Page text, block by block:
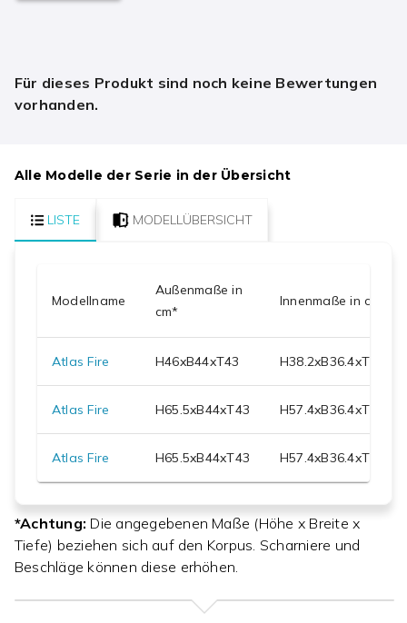
Für dieses Produkt sind noch keine Bewertungen
vorhanden.
Alle Modelle der Serie in der Übersicht
LISTE MODELLÜBERSICHT
Modellname
Außenmaße in
cm*
Innenmaße in cm
Atlas Fire H46xB44xT43 H38.2xB36.4xT
Atlas Fire H65.5xB44xT43 H57.4xB36.4xT
Atlas Fire H65.5xB44xT43 H57.4xB36.4xT
*Achtung: Die angegebenen Maße (Höhe x Breite x
Tiefe) beziehen sich auf den Korpus. Scharniere und
Beschläge können diese erhöhen.